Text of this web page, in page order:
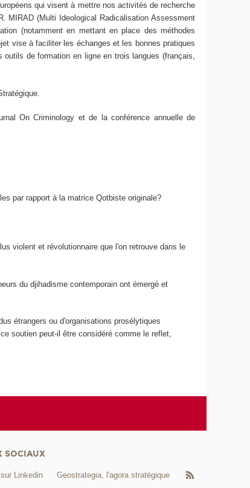
qui visent à mettre nos activités de recherche
MIRAD (Multi Ideological Radicalisation Assessment
(notamment en mettant en place des méthodes
vise à faciliter les échanges et les bonnes pratiques
de formation en ligne en trois langues (français,
On Criminology et de la conférence annuelle de
par rapport à la matrice Qotbiste originale?
violent et révolutionnaire que l'on retrouve dans le
du djihadisme contemporain ont émergé et
étrangers ou d'organisations prosélytiques
soutien peut-il être considéré comme le reflet,
SOCIAUX
Linkedin Geostrategia, l'agora stratégique